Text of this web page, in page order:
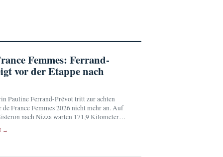
Femmes: Ferrand-
vor der Etappe nach
Pauline Ferrand-Prévot tritt zur achten
de France Femmes 2026 nicht mehr an. Auf
nach Nizza warten 171,9 Kilometer
→